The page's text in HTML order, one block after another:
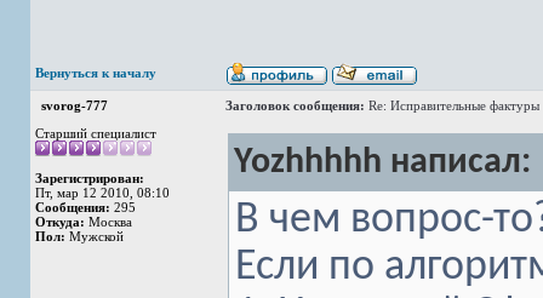
Вернуться к началу
svorog-777 Заголовок сообщения: Re: Исправительные
Старший специалист
Зарегистрирован:
Пт, мар 12 2010, 08:10
Сообщения: 295
Откуда: Москва
Пол: Мужской
Yozhhhhh написал:
В чем вопрос-
Если по